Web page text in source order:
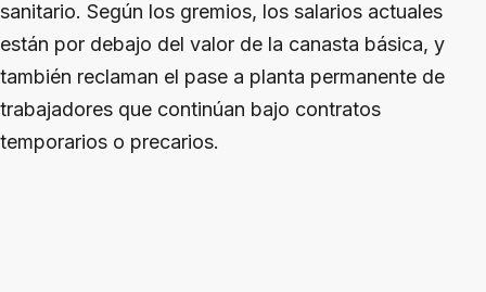
sanitario. Según los gremios, los salarios actuales
están por debajo del valor de la canasta básica, y
también reclaman el pase a planta permanente de
trabajadores que continúan bajo contratos
temporarios o precarios.